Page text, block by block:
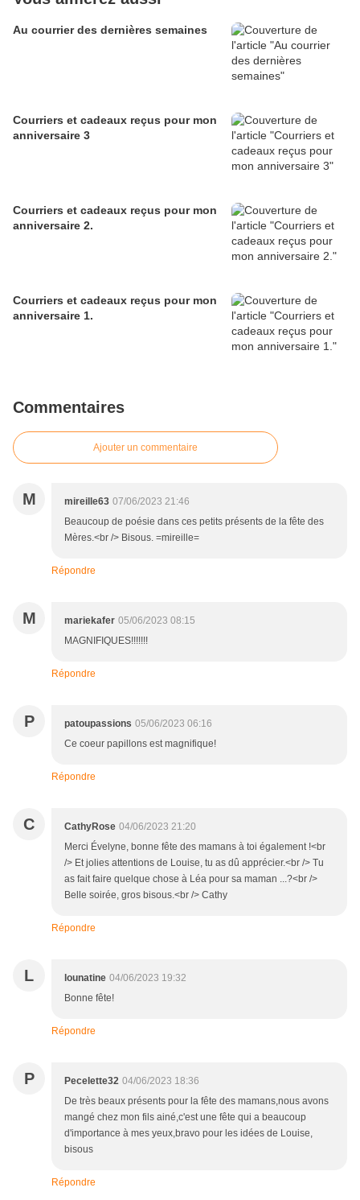
Au courrier des dernières semaines
Courriers et cadeaux reçus pour mon
anniversaire 3
Courriers et cadeaux reçus pour mon
anniversaire 2.
Courriers et cadeaux reçus pour mon
anniversaire 1.
Commentaires
Ajouter un commentaire
M mireille63 07/06/2023 21:46
Beaucoup de poésie dans ces petits présents de la fête des
Mères.<br /> Bisous. =mireille=
Répondre
M mariekafer 05/06/2023 08:15
MAGNIFIQUES!!!!!!!
Répondre
P patoupassions 05/06/2023 06:16
Ce coeur papillons est magnifique!
Répondre
C CathyRose 04/06/2023 21:20
Merci Évelyne, bonne fête des mamans à toi également !<br
/> Et jolies attentions de Louise, tu as dû apprécier.<br /> Tu
as fait faire quelque chose à Léa pour sa maman ...?<br />
Belle soirée, gros bisous.<br /> Cathy
Répondre
L lounatine 04/06/2023 19:32
Bonne fête!
Répondre
P Pecelette32 04/06/2023 18:36
De très beaux présents pour la fête des mamans,nous avons
mangé chez mon fils ainé,c'est une fête qui a beaucoup
d'importance à mes yeux,bravo pour les idées de Louise,
bisous
Répondre